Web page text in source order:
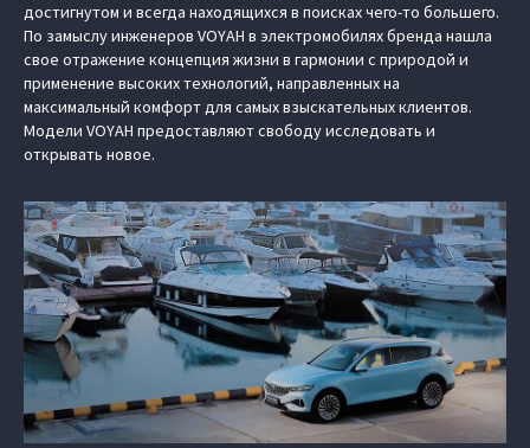
достигнутом и всегда находящихся в поисках чего-то большего.
По замыслу инженеров VOYAH в электромобилях бренда нашла
свое отражение концепция жизни в гармонии с природой и
применение высоких технологий, направленных на
максимальный комфорт для самых взыскательных клиентов.
Модели VOYAH предоставляют свободу исследовать и
открывать новое.